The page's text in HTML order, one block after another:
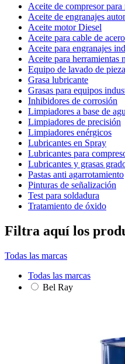
Aceite de compresor
Aceite de engranajes
Aceite motor Diesel
Aceite para cable de acero
Aceite para engranajes
Aceite para herramientas
Equipo de lavado de
Grasa lubricante
Grasas para equipos
Inhibidores de corrosión
Limpiadores a base de
Limpiadores de precisión
Limpiadores enérgicos
Lubricantes en Spray
Lubricantes para
Lubricantes y grasas
Pastas anti agarrotamiento
Pinturas de señalización
Test para soldadura
Tratamiento de óxido
Filtra aquí los
Todas las marcas
Todas las marcas
Bel Ray